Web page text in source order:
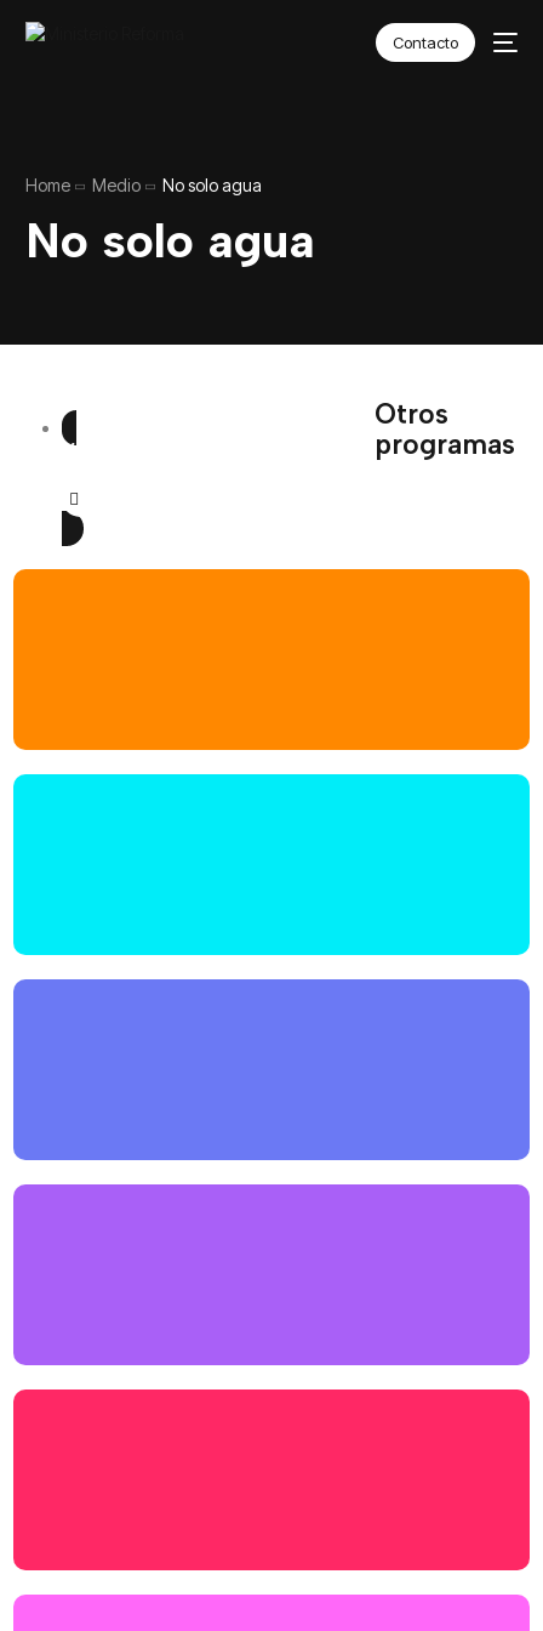
Contacto
Home Medio No solo agua
No solo agua
Otros
programas
VOLVER AL HUB